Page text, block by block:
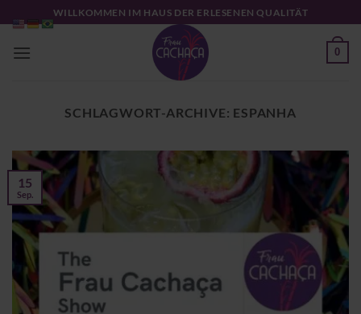
Inhalt
springen
WILLKOMMEN IM HAUS DER ERLESENEN QUALITÄT
0
SCHLAGWORT-ARCHIVE: ESPANHA
15
Sep.